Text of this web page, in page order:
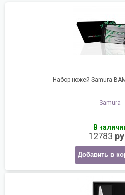
Набор ножей Samura
Samura
В
12783
Добавить в